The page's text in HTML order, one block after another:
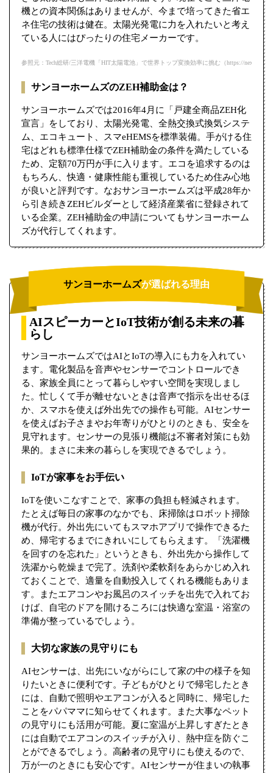
機との資本関係はありませんが、今まで培ってきた省エ
ネ住宅の技術は健在。太陽光発電に力を入れたいと考え
ている人にはぴったりの住宅メーカーです。
参照元：Tech総研/三洋電機「HIT太陽電池」で世界トップ変換効率に挑む（https://
サンヨーホームズのZEH補助金は？
サンヨーホームズでは2016年4月に「戸建全商品ZEH化
宣言」をしており、太陽光発電、全熱交換式換気システ
ム、エコキュート、スマeHEMSを標準装備。手がける住
宅はどれも標準仕様でZEH補助金の条件を満たしている
ため、定額70万円が手に入ります。エコを追求するのは
もちろん、快適・健康性能も重視しているため住み心地
が良いと評判です。なおサンヨーホームズは平成28年か
ら引き続きZEHビルダーとして経済産業省に登録されて
いる企業。ZEH補助金の申請についてもサンヨーホーム
ズが代行してくれます。
サンヨーホームズが選ばれる理由
AIスピーカーとIoT技術が創る未来の暮
らし
サンヨーホームズではAIとIoTの導入にも力を入れてい
ます。電化製品を音声やセンサーでコントロールでき
る、家族全員にとって暮らしやすい空間を実現しまし
た。忙しくて手が離せないときは音声で指示を出せるほ
か、スマホを使えば外出先での操作も可能。AIセンサー
を使えばお子さまやお年寄りがひとりのときも、安全を
見守れます。センサーの見張り機能は不審者対策にも効
果的。まさに未来の暮らしを実現できるでしょう。
IoTが家事をお手伝い
IoTを使いこなすことで、家事の負担も軽減されます。
たとえば毎日の家事のなかでも、床掃除はロボット掃除
機が代行。外出先にいてもスマホアプリで操作できるた
め、帰宅するまでにきれいにしてもらえます。「洗濯機
を回すのを忘れた」というときも、外出先から操作して
洗濯から乾燥まで完了。洗剤や柔軟剤をあらかじめ入れ
ておくことで、適量を自動投入してくれる機能もありま
す。またエアコンやお風呂のスイッチを出先で入れてお
けば、自宅のドアを開けるころには快適な室温・浴室の
準備が整っているでしょう。
大切な家族の見守りにも
AIセンサーは、出先にいながらにして家の中の様子を知
りたいときに便利です。子どもがひとりで帰宅したとき
には、自動で照明やエアコンが入ると同時に、帰宅した
ことをパパママに知らせてくれます。また大事なペット
の見守りにも活用が可能。夏に室温が上昇しすぎたとき
には自動でエアコンのスイッチが入り、熱中症を防ぐこ
とができるでしょう。高齢者の見守りにも使えるので、
万が一のときにも安心です。AIセンサーが住まいの執事